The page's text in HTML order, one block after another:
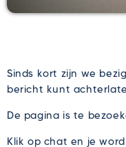
Sinds kort zijn we
bericht kunt
De pagina is te
Klik op chat en je